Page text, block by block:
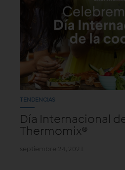
TENDENCIAS
Día Internacional
Thermomix®
septiembre 24, 2021